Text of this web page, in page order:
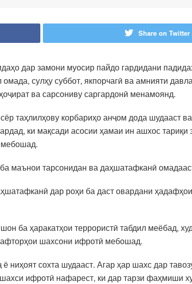
Share on Twitter
дар замони муосир пайдо гардидани
сулҳу суббот, якпорчагӣ ва амнияти
ва сарсониву саргардонӣ менамоянд.
таҳлилҳову корбариҳо анҷом дода шудааст
ки мақсади асосии ҳамаи ин ашхос тариқи
мебошад.
маънои тарсонидан ва даҳшатафканӣ
дар роҳи ба даст овардани
ба ҳаракатҳои террористӣ табдил меёбад,
шахсони ифротӣ мебошад.
сохта шудааст. Агар ҳар шахс дар
ифротӣ нафарест, ки дар тарзи фаҳмиши